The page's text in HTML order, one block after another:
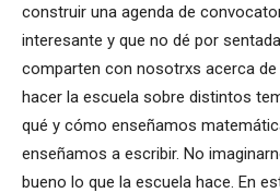
construir una agenda de
interesante y que no dé por
comparten con nosotrxs acerca de
hacer la escuela sobre distintos
qué y cómo enseñamos
enseñamos a escribir. No
bueno lo que la escuela hace. En